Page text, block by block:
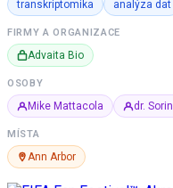
transkriptomika analýza dat
FIRMY A ORGANIZACE
Advaita Bio
OSOBY
Mike Mattacola dr.
MÍSTA
Ann Arbor